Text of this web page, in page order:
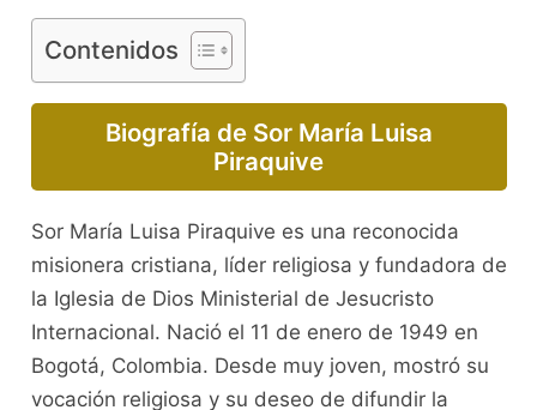
Contenidos
Biografía de Sor María Luisa
Piraquive
Sor María Luisa Piraquive es una reconocida
misionera cristiana, líder religiosa y fundadora de
la Iglesia de Dios Ministerial de Jesucristo
Internacional. Nació el 11 de enero de 1949 en
Bogotá, Colombia. Desde muy joven, mostró su
vocación religiosa y su deseo de difundir la